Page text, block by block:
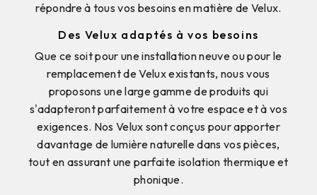
répondre à tous vos besoins en matière de Velux.
Des Velux adaptés à vos besoins
Que ce soit pour une installation neuve ou pour le
remplacement de Velux existants, nous vous
proposons une large gamme de produits qui
s'adapteront parfaitement à votre espace et à vos
exigences. Nos Velux sont conçus pour apporter
davantage de lumière naturelle dans vos pièces,
tout en assurant une parfaite isolation thermique et
phonique.